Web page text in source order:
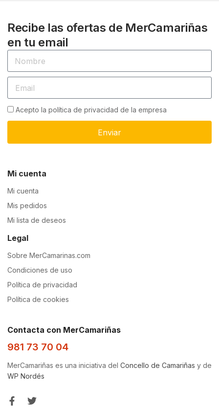
Recibe las ofertas de MerCamariñas
en tu email
Acepto la política de privacidad de la empresa
Enviar
Mi cuenta
Mi cuenta
Mis pedidos
Mi lista de deseos
Legal
Sobre MerCamarinas.com
Condiciones de uso
Política de privacidad
Política de cookies
Contacta con MerCamariñas
981 73 70 04
MerCamariñas es una iniciativa del Concello de Camariñas y de
WP Nordés